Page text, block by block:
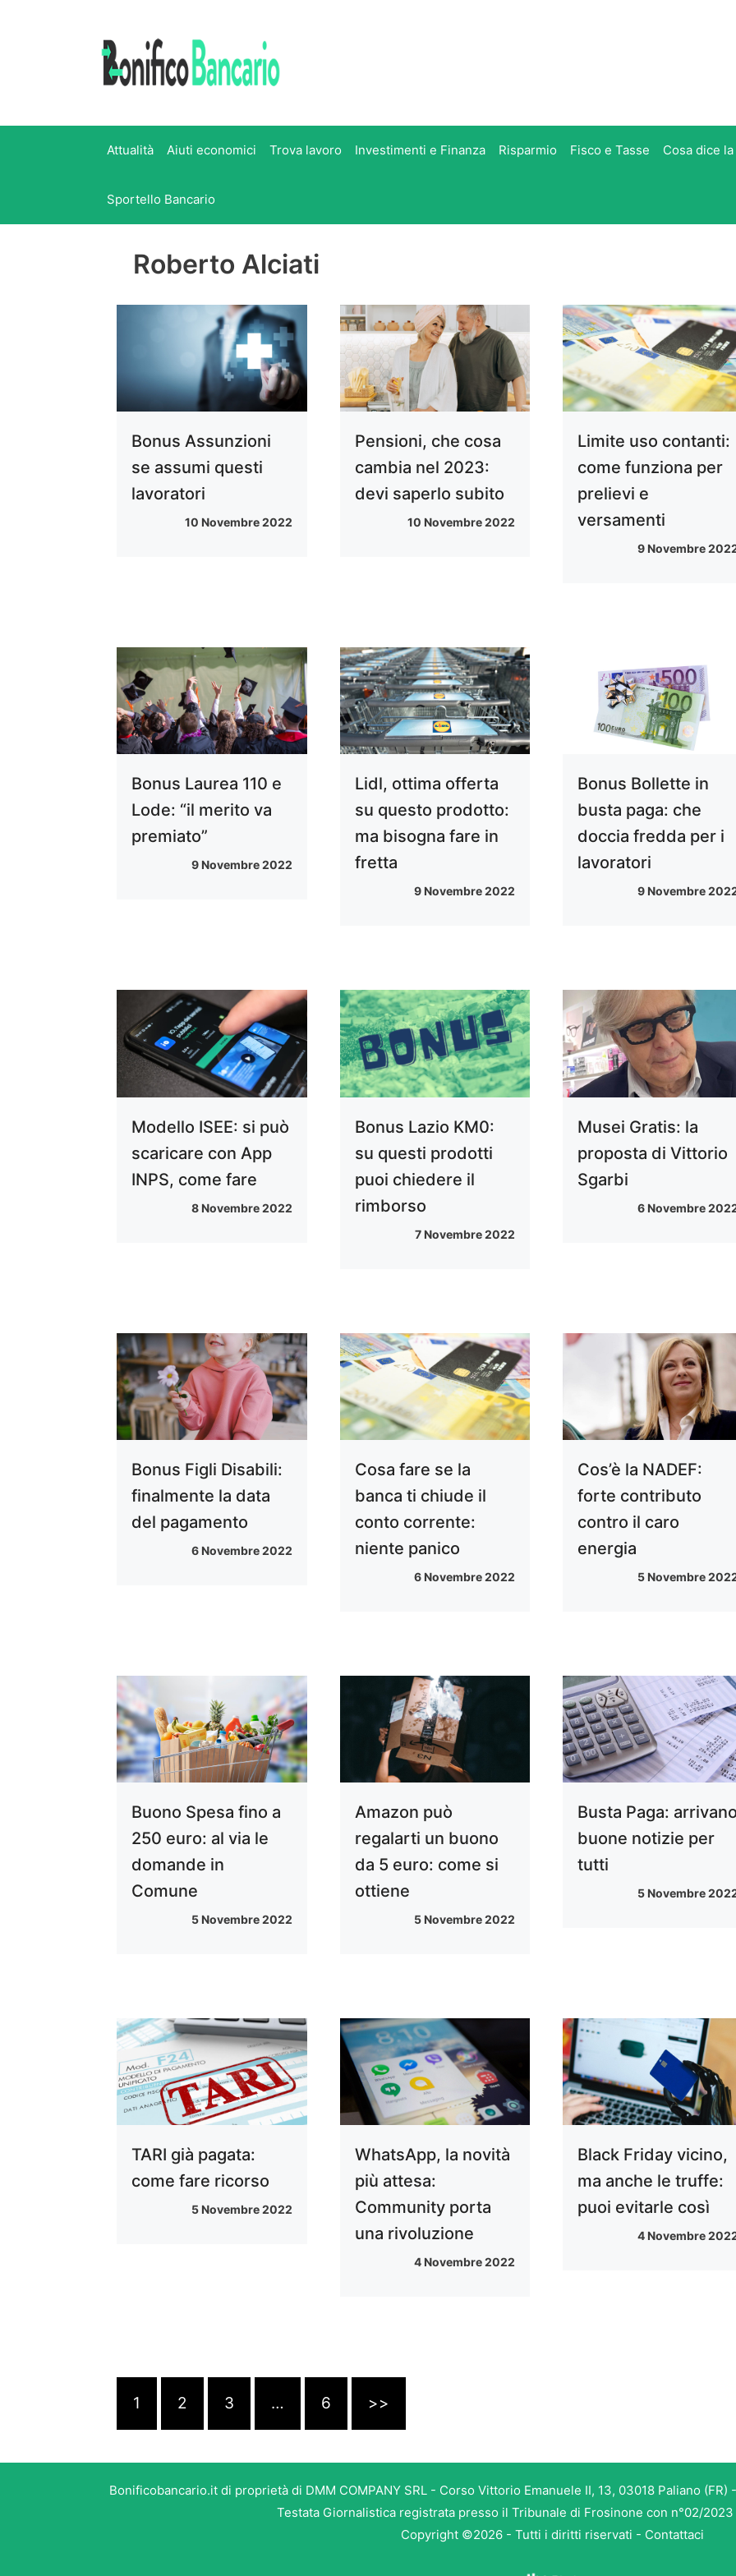
Attualità Aiuti economici Trova lavoro Investimenti e Finanza Risparmio Fisco e Tasse Cosa dice
Sportello Bancario
Roberto Alciati
Bonus Assunzioni
se assumi questi
lavoratori
10 Novembre 2022
Pensioni, che cosa
cambia nel 2023:
devi saperlo subito
10 Novembre 2022
Limite uso contanti:
come funziona per
prelievi e
versamenti
9 Novembre
Bonus Laurea 110 e
Lode: “il merito va
premiato”
9 Novembre 2022
Lidl, ottima offerta
su questo prodotto:
ma bisogna fare in
fretta
9 Novembre 2022
Bonus Bollette in
busta paga: che
doccia fredda per i
lavoratori
9 Novembre
Modello ISEE: si può
scaricare con App
INPS, come fare
8 Novembre 2022
Bonus Lazio KM0:
su questi prodotti
puoi chiedere il
rimborso
7 Novembre 2022
Musei Gratis: la
proposta di Vittorio
Sgarbi
6 Novembre
Bonus Figli Disabili:
finalmente la data
del pagamento
6 Novembre 2022
Cosa fare se la
banca ti chiude il
conto corrente:
niente panico
6 Novembre 2022
Cos’è la NADEF:
forte contributo
contro il caro
energia
5 Novembre
Buono Spesa fino a
250 euro: al via le
domande in
Comune
5 Novembre 2022
Amazon può
regalarti un buono
da 5 euro: come si
ottiene
5 Novembre 2022
Busta Paga:
buone notizie per
tutti
5 Novembre
TARI già pagata:
come fare ricorso
5 Novembre 2022
WhatsApp, la novità
più attesa:
Community porta
una rivoluzione
4 Novembre 2022
Black Friday vicino,
ma anche le truffe:
puoi evitarle così
4 Novembre
1 2 3 … 6 >>
Bonificobancario.it di proprietà di DMM COMPANY SRL - Corso Vittorio Emanuele II, 13, 03018 Paliano
Testata Giornalistica registrata presso il Tribunale di Frosinone con n°02/
Copyright ©2026 - Tutti i diritti riservati - Contattaci